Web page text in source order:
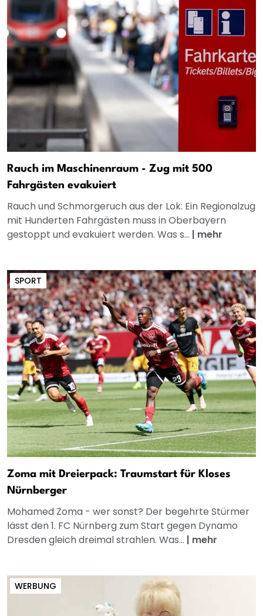
Rauch im Maschinenraum - Zug mit 500
Fahrgästen evakuiert
Rauch und Schmorgeruch aus der Lok: Ein Regionalzug
mit Hunderten Fahrgästen muss in Oberbayern
gestoppt und evakuiert werden. Was s... | mehr
SPORT
Zoma mit Dreierpack: Traumstart für Kloses
Nürnberger
Mohamed Zoma - wer sonst? Der begehrte Stürmer
lässt den 1. FC Nürnberg zum Start gegen Dynamo
Dresden gleich dreimal strahlen. Was... | mehr
WERBUNG